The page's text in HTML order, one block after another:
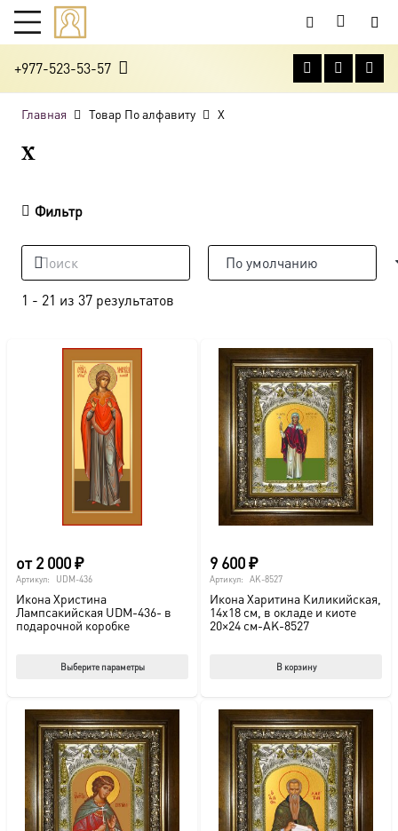
+977-523-53-57
Главная Товар По алфавиту Х
Х
Фильтр
1 - 21 из 37 результатов
от2 000₽
Артикул: UDM-436
Икона Христина
Лампсакийская UDM-436- в
подарочной коробке
Выберите параметры
9 600₽
Артикул: AK-8527
Икона Харитина Киликийская,
14х18 см, в окладе и киоте
20×24 см-AK-8527
В корзину